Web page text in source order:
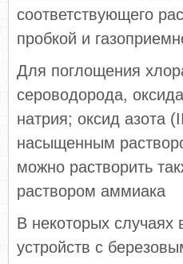
соответствующего
пробкой и
Для поглощения
сероводорода,
натрия; оксид азота
насыщенным
можно растворить
раствором аммиака
В некоторых
устройств с